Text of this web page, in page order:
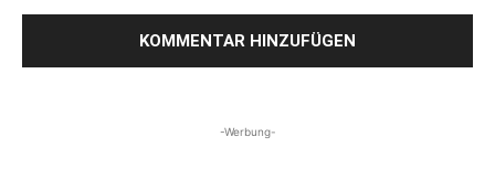
-Werbung-